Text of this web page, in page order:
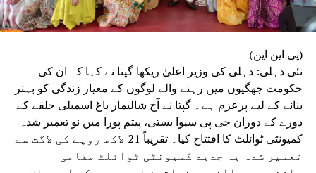
(پی این این)
نئی دہلی: دہلی کی وزیر اعلیٰ ریکھا گپتا نے کہا کہ ان کی
حکومت جھگیوں میں رہنے والے لوگوں کے معیار زندگی کو بہتر
بنانے کے لیے پرعزم ہے۔ گپتا نے آج شالیمار باغ اسمبلی حلقے کے
دورے کے دوران جی پی سیوا بستی، پیتم پورا میں نو تعمیر شدہ
کمیونٹی ٹوائلٹ کا افتتاح کیا۔ تقریباً 21 لاکھ روپے کی لاگت سے
تعمیر شدہ یہ جدید کمیونٹی ٹوائلٹ مقامی